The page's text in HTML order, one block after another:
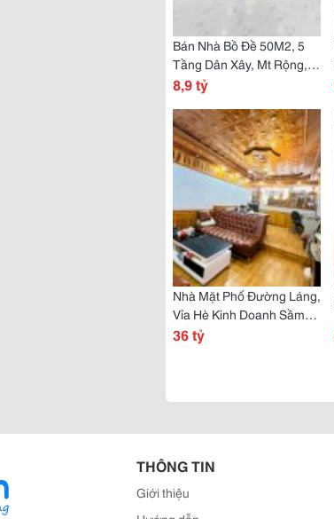
Bán Nhà Bồ Đề 50M2, 5
Tầng Dân Xây, Mt Rộng,
Ngõ Thông, 2 Mặt Ngõ,
8,9 tỷ
Nhà Mặt Phố Đường Láng,
Vỉa Hè Kinh Doanh Sầm
Uất, 2 Mặt Thoáng, Thang
36 tỷ
THÔNG TIN
Giới thiệu